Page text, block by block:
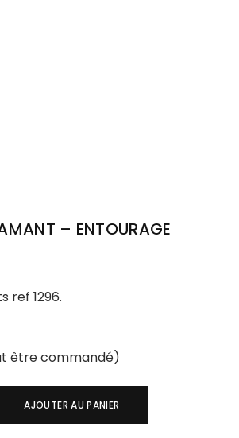
– ENTOURAGE
ref 1296.
être commandé)
AJOUTER AU PANIER